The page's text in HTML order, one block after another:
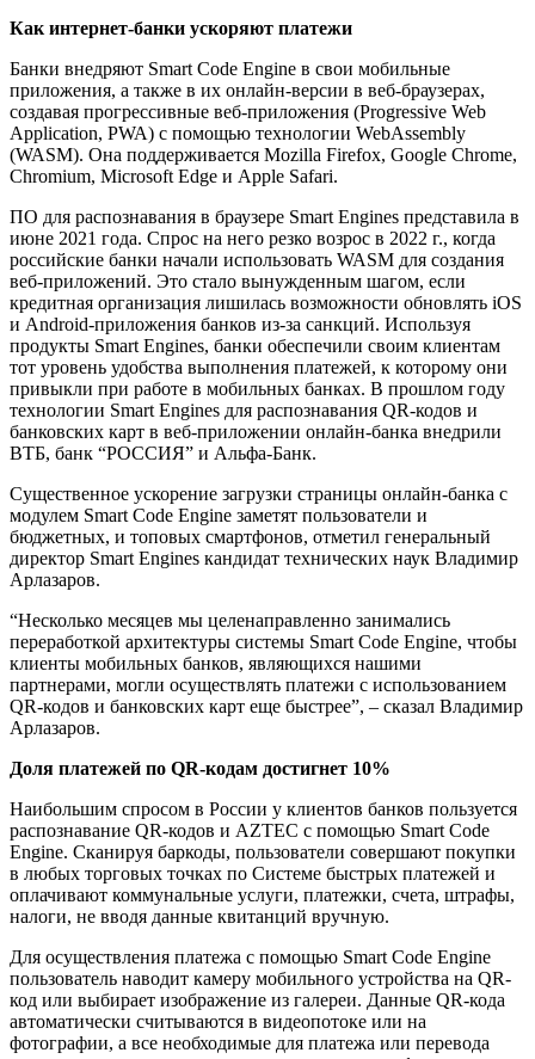
Как интернет-банки ускоряют платежи
Банки внедряют Smart Code Engine в свои мобильные
приложения, а также в их онлайн-версии в веб-браузерах,
создавая прогрессивные веб-приложения (Progressive Web
Application, PWA) с помощью технологии WebAssembly
(WASM). Она поддерживается Mozilla Firefox, Google Chrome,
Chromium, Microsoft Edge и Apple Safari.
ПО для распознавания в браузере Smart Engines представила в
июне 2021 года. Спрос на него резко возрос в 2022 г., когда
российские банки начали использовать WASM для создания
веб-приложений. Это стало вынужденным шагом, если
кредитная организация лишилась возможности обновлять iOS
и Android-приложения банков из-за санкций. Используя
продукты Smart Engines, банки обеспечили своим клиентам
тот уровень удобства выполнения платежей, к которому они
привыкли при работе в мобильных банках. В прошлом году
технологии Smart Engines для распознавания QR-кодов и
банковских карт в веб-приложении онлайн-банка внедрили
ВТБ, банк “РОССИЯ” и Альфа-Банк.
Существенное ускорение загрузки страницы онлайн-банка с
модулем Smart Code Engine заметят пользователи и
бюджетных, и топовых смартфонов, отметил генеральный
директор Smart Engines кандидат технических наук Владимир
Арлазаров.
“Несколько месяцев мы целенаправленно занимались
переработкой архитектуры системы Smart Code Engine, чтобы
клиенты мобильных банков, являющихся нашими
партнерами, могли осуществлять платежи с использованием
QR-кодов и банковских карт еще быстрее”, – сказал Владимир
Арлазаров.
Доля платежей по QR-кодам достигнет 10%
Наибольшим спросом в России у клиентов банков пользуется
распознавание QR-кодов и AZTEC с помощью Smart Code
Engine. Сканируя баркоды, пользователи совершают покупки
в любых торговых точках по Системе быстрых платежей и
оплачивают коммунальные услуги, платежки, счета, штрафы,
налоги, не вводя данные квитанций вручную.
Для осуществления платежа с помощью Smart Code Engine
пользователь наводит камеру мобильного устройства на QR-
код или выбирает изображение из галереи. Данные QR-кода
автоматически считываются в видеопотоке или на
фотографии, а все необходимые для платежа или перевода